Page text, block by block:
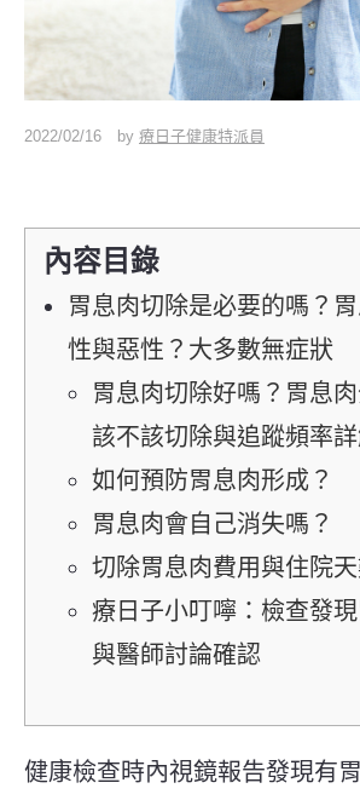
2022/02/16 by 療日子健康特派員
內容目錄
胃息肉切除是必要的嗎？
性與惡性？大多數無症狀
胃息肉切除好嗎？胃息肉
該不該切除與追蹤頻率
如何預防胃息肉形成？
胃息肉會自己消失嗎？
切除胃息肉費用與住院
療日子小叮嚀：檢查發
與醫師討論確認
健康檢查時內視鏡報告發現有